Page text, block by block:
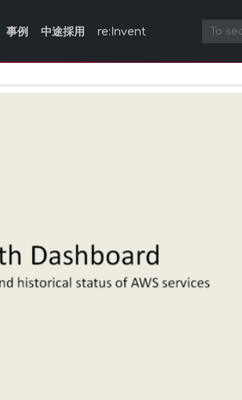
事例 中途採用 re:Invent